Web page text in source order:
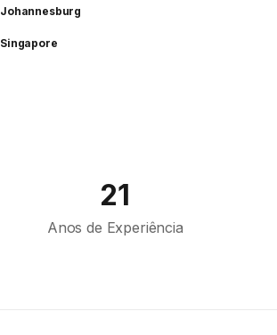
Johannesburg
Singapore
21
Anos de Experiência